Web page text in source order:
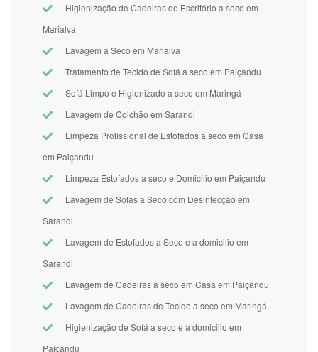
Higienização de Cadeiras de Escritório a seco em
Marialva
Lavagem a Seco em Marialva
Tratamento de Tecido de Sofá a seco em Paiçandu
Sofá Limpo e Higienizado a seco em Maringá
Lavagem de Colchão em Sarandi
Limpeza Profissional de Estofados a seco em Casa
em Paiçandu
Limpeza Estofados a seco e Domicilio em Paiçandu
Lavagem de Sofás a Seco com Desinfecção em
Sarandi
Lavagem de Estofados a Seco e a domicilio em
Sarandi
Lavagem de Cadeiras a seco em Casa em Paiçandu
Lavagem de Cadeiras de Tecido a seco em Maringá
Higienização de Sofá a seco e a domicilio em
Paiçandu